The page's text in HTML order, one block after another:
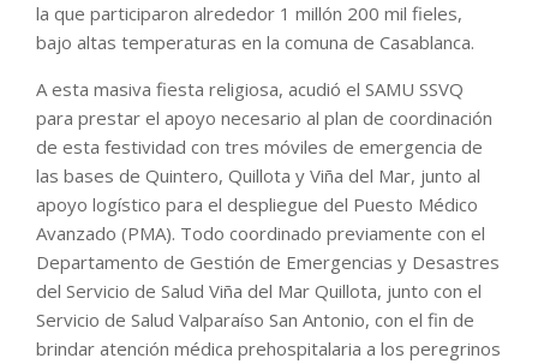
la que participaron alrededor 1 millón 200 mil fieles,
bajo altas temperaturas en la comuna de Casablanca.
A esta masiva fiesta religiosa, acudió el SAMU SSVQ
para prestar el apoyo necesario al plan de coordinación
de esta festividad con tres móviles de emergencia de
las bases de Quintero, Quillota y Viña del Mar, junto al
apoyo logístico para el despliegue del Puesto Médico
Avanzado (PMA). Todo coordinado previamente con el
Departamento de Gestión de Emergencias y Desastres
del Servicio de Salud Viña del Mar Quillota, junto con el
Servicio de Salud Valparaíso San Antonio, con el fin de
brindar atención médica prehospitalaria a los peregrinos